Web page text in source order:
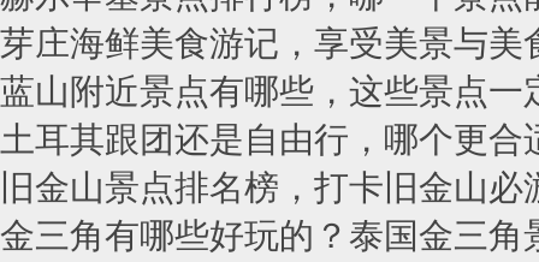
芽庄海鲜美食游记，享受美景与美
蓝山附近景点有哪些，这些景点一
土耳其跟团还是自由行，哪个更合
旧金山景点排名榜，打卡旧金山必
金三角有哪些好玩的？泰国金三角